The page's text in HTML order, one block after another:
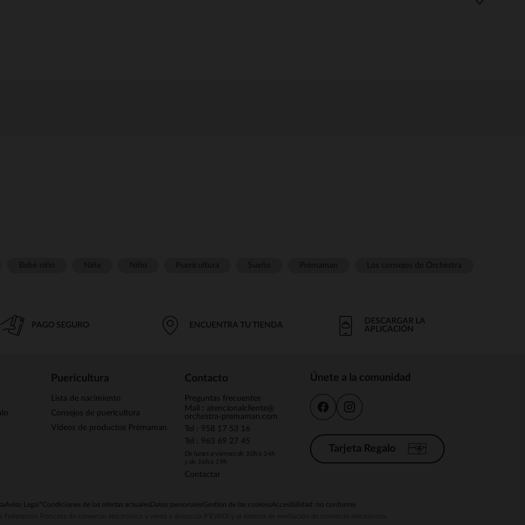
PAGO SEGURO ENCUENTRA TU TIENDA
DESCARGAR LA
APLICACIÓN
Puericultura
Lista de nacimiento
Consejos de puericultura
Vídeos de productos Prémaman
Contacto
Preguntas frecuentes
Mail : atencionalcliente@
orchestra-premaman.com
Tel : 958 17 53 16
Tel : 963 69 27 45
De lunes a viernes de 10h a 14h
y de 16h a 19h
Contactar
Únete a la comunidad
Tarjeta Regalo
Aviso Legal *Condiciones de las ofertas actuales Datos personalesGestión de las cookiesAccesibilidad: no conforme